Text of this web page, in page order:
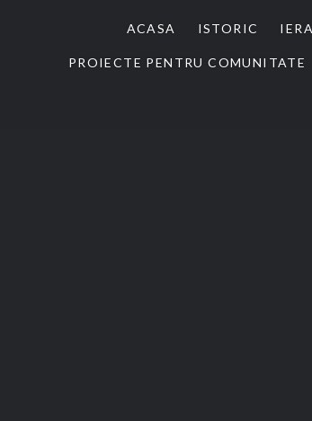
ACASA ISTORIC
PROIECTE PENTRU COMUNITATE